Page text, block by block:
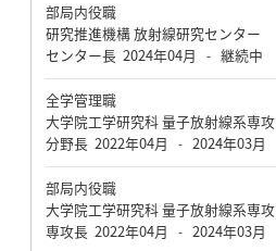
部局内役職
研究推進機構 放射線研究センター
センター長 2024年04月 - 継続中
全学管理職
大学院工学研究科 量子放射線系専攻
分野長 2022年04月 - 2024年03月
部局内役職
大学院工学研究科 量子放射線系専攻
専攻長 2022年04月 - 2024年03月